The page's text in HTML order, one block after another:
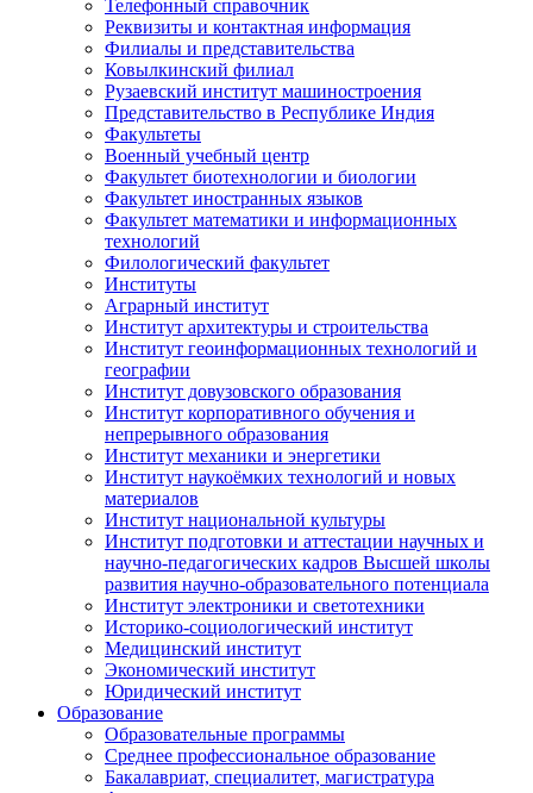
Телефонный справочник
Реквизиты и контактная информация
Филиалы и представительства
Ковылкинский филиал
Рузаевский институт машиностроения
Представительство в Республике Индия
Факультеты
Военный учебный центр
Факультет биотехнологии и биологии
Факультет иностранных языков
Факультет математики и информационных
технологий
Филологический факультет
Институты
Аграрный институт
Институт архитектуры и строительства
Институт геоинформационных технологий и
географии
Институт довузовского образования
Институт корпоративного обучения и
непрерывного образования
Институт механики и энергетики
Институт наукоёмких технологий и новых
материалов
Институт национальной культуры
Институт подготовки и аттестации научных и
научно-педагогических кадров Высшей школы
развития научно-образовательного потенциала
Институт электроники и светотехники
Историко-социологический институт
Медицинский институт
Экономический институт
Юридический институт
Образование
Образовательные программы
Среднее профессиональное образование
Бакалавриат, специалитет, магистратура